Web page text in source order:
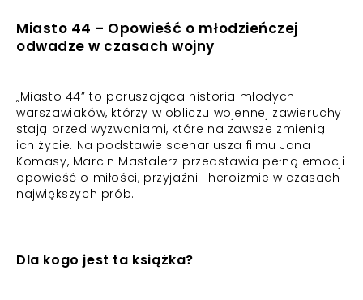
Miasto 44 – Opowieść o młodzieńczej
odwadze w czasach wojny
„Miasto 44” to poruszająca historia młodych
warszawiaków, którzy w obliczu wojennej zawieruchy
stają przed wyzwaniami, które na zawsze zmienią
ich życie. Na podstawie scenariusza filmu Jana
Komasy, Marcin Mastalerz przedstawia pełną emocji
opowieść o miłości, przyjaźni i heroizmie w czasach
największych prób.
Dla kogo jest ta książka?